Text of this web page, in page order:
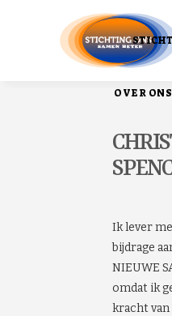
OVER ONS
Ik lever
bijdrage
NIEUWE
omdat ik
kracht van